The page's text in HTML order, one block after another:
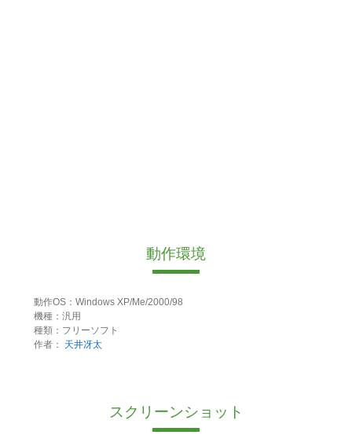
動作環境
動作OS：Windows XP/Me/2000/98
機種：汎用
種類：フリーソフト
作者：
天井冴太
スクリーンショット